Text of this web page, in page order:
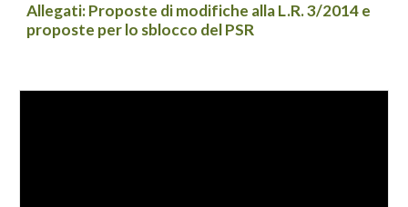
Allegati: Proposte di modifiche alla L.R. 3/2014 e
proposte per lo sblocco del PSR